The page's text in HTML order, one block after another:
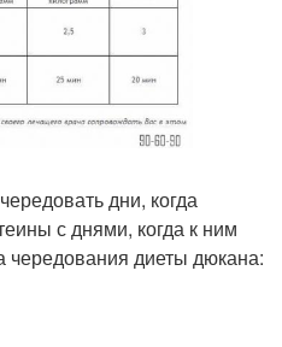
дни, когда
с днями, когда к ним
диеты дюкана: